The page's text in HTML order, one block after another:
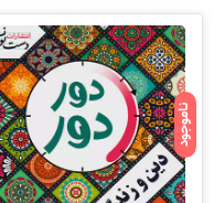
ناموجود